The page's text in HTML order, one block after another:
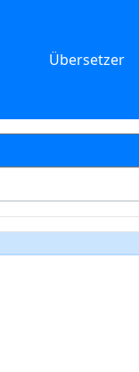
Übersetzer